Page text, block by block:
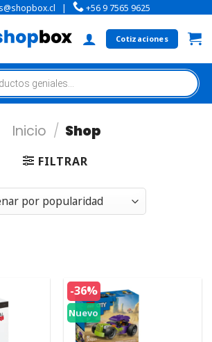
| +56 9 7565 9625
Cotizaciones
Inicio / Shop
FILTRAR
-36%
Nuevo